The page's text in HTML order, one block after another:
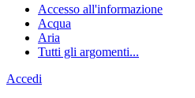
Accesso all'informazione
Acqua
Aria
Tutti gli argomenti...
Accedi